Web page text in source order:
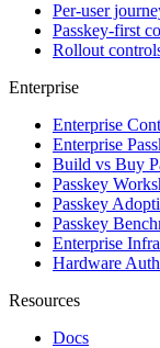
Per-user
Passkey-first
Rollout
Enterprise
Enterprise
Enterprise
Build vs Buy
Passkey
Passkey
Passkey
Enterprise
Hardware
Resources
Docs